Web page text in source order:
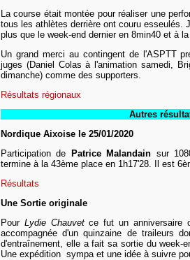
La course était montée pour réaliser une
tous les athlètes derrière ont couru esseulés.
plus que le week-end dernier en 8min40 et à
Un grand merci au contingent de l'ASPTT
juges (Daniel Colas à l'animation samedi,
dimanche) comme des supporters.
Résultats régionaux
Autres
Nordique Aixoise le 25/01/2020
Participation de
Patrice Malandain sur
termine à la 43ème place en 1h17'28. Il est
Résultats
Une Sortie originale
Pour Lydie Chauvetce fut un anniversaire
accompagnée d'un quinzaine de traileurs
d'entraînement, elle a fait sa sortie du week-
Une expédition sympa et une idée à suivre